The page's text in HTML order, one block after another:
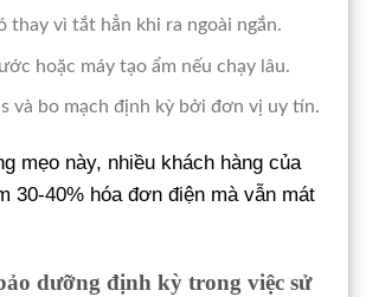
thay vì tắt hẳn khi ra ngoài ngắn.
hoặc máy tạo ẩm nếu chạy lâu.
và bo mạch định kỳ bởi đơn vị uy tín.
mẹo này, nhiều khách hàng của
30-40% hóa đơn điện mà vẫn mát
dưỡng định kỳ trong việc sử